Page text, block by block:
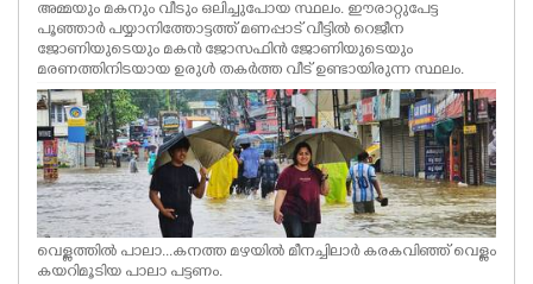
അമ്മയും മകനും വീടും ഒലിച്ചുപോയ സ്ഥലം. ഈരാറ്റുപേട്ട
പൂഞ്ഞാർ പയ്യാനിത്തോട്ടത്ത് മണപ്പാട് വീട്ടിൽ റെജീന
ജോണിയുടെയും മകൻ ജോസഫിൻ ജോണിയുടെയും
മരണത്തിനിടയായ ഉരുൾ തകർത്ത വീട് ഉണ്ടായിരുന്ന സ്ഥലം.
വെള്ളത്തിൽ പാലാ...കനത്ത മഴയിൽ മീനച്ചിലാർ കരകവിഞ്ഞ് വെള്ളം
കയറിമൂടിയ പാലാ പട്ടണം.